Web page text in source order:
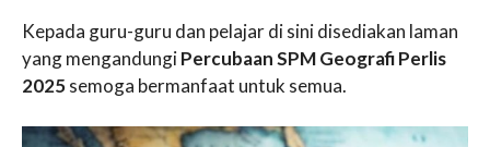
Kepada guru-guru dan pelajar di sini disediakan laman
yang mengandungiPercubaan SPM Geografi Perlis
2025semoga bermanfaat untuk semua.